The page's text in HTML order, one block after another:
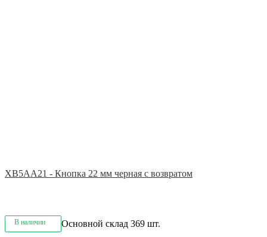
XB5AA21 - Кнопка 22 мм черная с возвратом
В наличии Основной склад 369 шт.